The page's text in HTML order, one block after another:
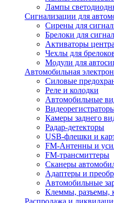
Лампы
Сигнализации для
Сирены для
Брелоки для
Активаторы
Чехлы для
Модули для
Автомобильная
Силовые
Реле и колодки
Автомобильные
Камеры заднего
Радар-детекторы
USB-флешки и
FM-Антенны и
FM-трансмиттеры
Сканеры
Адаптеры и
Автомобильные
Клеммы, разъемы,
Распродажа и